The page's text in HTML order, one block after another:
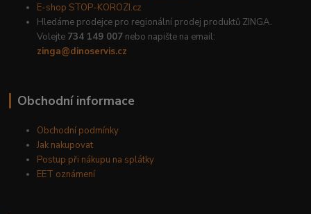
E-shop STOP-KOROZI.cz
Hledáme prodejce pro regionální prodej produktů ZINGA.
Volejte 734 149 007 nebo napište na email:
zinga@dinoservis.cz
Obchodní informace
Obchodní podmínky
Jak nakupovat
Postup při nákupu na splátky
EET oznámení